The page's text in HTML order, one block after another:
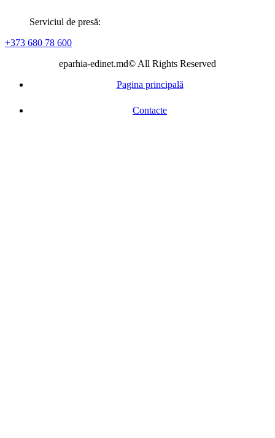
Serviciul de presă:
+373 680 78 600
eparhia-edinet.md© All Rights Reserved
Pagina principală
Contacte